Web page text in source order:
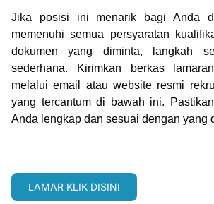
Jika posisi ini menarik bagi Anda
memenuhi semua persyaratan
dokumen yang diminta, langkah
sederhana. Kirimkan berkas
melalui email atau website resmi
yang tercantum di bawah ini.
Anda lengkap dan sesuai dengan yang
LAMAR KLIK DISINI